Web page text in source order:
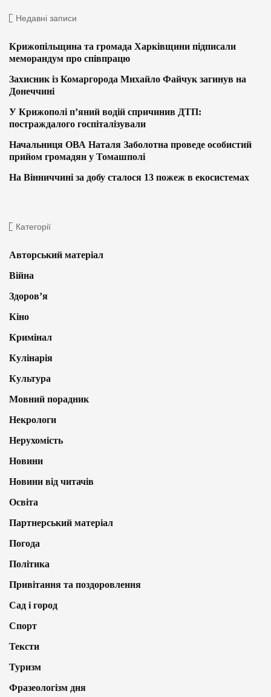
Недавні записи
Крижопільщина та громада Харківщини підписали
меморандум про співпрацю
Захисник із Комаргорода Михайло Файчук загинув на
Донеччині
У Крижополі п’яний водій спричинив ДТП:
постраждалого госпіталізували
Начальниця ОВА Наталя Заболотна проведе особистий
прийом громадян у Томашполі
На Вінниччині за добу сталося 13 пожеж в екосистемах
Категорії
Авторський матеріал
Війна
Здоров’я
Кіно
Кримінал
Кулінарія
Культура
Мовний порадник
Некрологи
Нерухомість
Новини
Новини від читачів
Освіта
Партнерський матеріал
Погода
Політика
Привітання та поздоровлення
Сад і город
Спорт
Тексти
Туризм
Фразеологізм дня